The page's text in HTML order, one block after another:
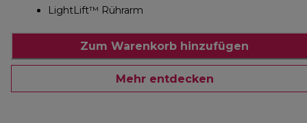
LightLift™ Rührarm
Zum Warenkorb hinzufügen
Mehr entdecken